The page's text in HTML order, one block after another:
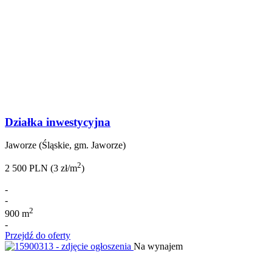
Działka inwestycyjna
Jaworze (Śląskie, gm. Jaworze)
2 500 PLN (3 zł/m2)
-
-
900 m2
-
Przejdź do oferty
Na wynajem